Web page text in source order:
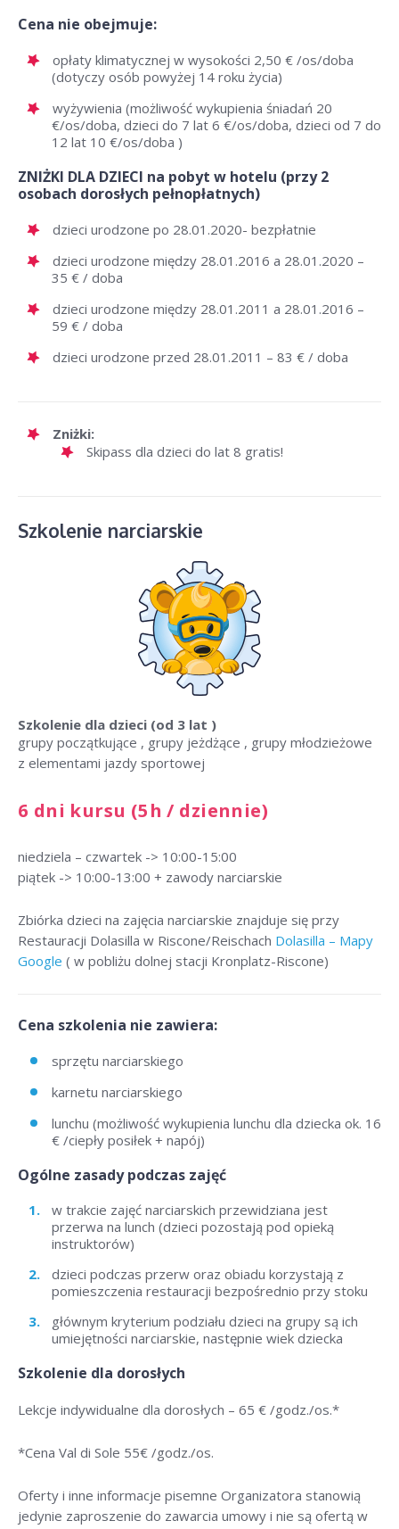
Cena nie obejmuje:
opłaty klimatycznej w wysokości 2,50 € /os/doba
(dotyczy osób powyżej 14 roku życia)
wyżywienia (możliwość wykupienia śniadań 20
€/os/doba, dzieci do 7 lat 6 €/os/doba, dzieci od 7 do
12 lat 10 €/os/doba )
ZNIŻKI DLA DZIECI na pobyt w hotelu (przy 2
osobach dorosłych pełnopłatnych)
dzieci urodzone po 28.01.2020- bezpłatnie
dzieci urodzone między 28.01.2016 a 28.01.2020 –
35 € / doba
dzieci urodzone między 28.01.2011 a 28.01.2016 –
59 € / doba
dzieci urodzone przed 28.01.2011 – 83 € / doba
Zniżki:
Skipass dla dzieci do lat 8 gratis!
Szkolenie narciarskie
Szkolenie dla dzieci (od 3 lat )
grupy początkujące , grupy jeżdżące , grupy młodzieżowe
z elementami jazdy sportowej
6 dni kursu (5h / dziennie)
niedziela – czwartek -> 10:00-15:00
piątek -> 10:00-13:00 + zawody narciarskie
Zbiórka dzieci na zajęcia narciarskie znajduje się przy
Restauracji Dolasilla w Riscone/Reischach Dolasilla – Mapy
Google ( w pobliżu dolnej stacji Kronplatz-Riscone)
Cena szkolenia nie zawiera:
sprzętu narciarskiego
karnetu narciarskiego
lunchu (możliwość wykupienia lunchu dla dziecka ok. 16
€ /ciepły posiłek + napój)
Ogólne zasady podczas zajęć
w trakcie zajęć narciarskich przewidziana jest
przerwa na lunch (dzieci pozostają pod opieką
instruktorów)
dzieci podczas przerw oraz obiadu korzystają z
pomieszczenia restauracji bezpośrednio przy stoku
głównym kryterium podziału dzieci na grupy są ich
umiejętności narciarskie, następnie wiek dziecka
Szkolenie dla dorosłych
Lekcje indywidualne dla dorosłych – 65 € /godz./os.*
*Cena Val di Sole 55€ /godz./os.
Oferty i inne informacje pisemne Organizatora stanowią
jedynie zaproszenie do zawarcia umowy i nie są ofertą w